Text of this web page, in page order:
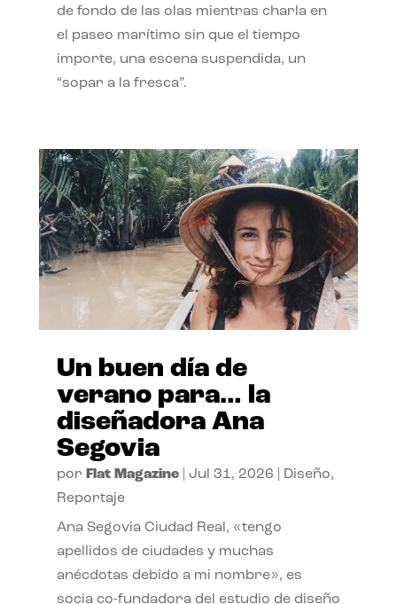
de fondo de las olas mientras charla en
el paseo marítimo sin que el tiempo
importe, una escena suspendida, un
“sopar a la fresca”.
Un buen día de
verano para… la
diseñadora Ana
Segovia
por Flat Magazine| Jul 31, 2026 Diseño,
Reportaje
Ana Segovia Ciudad Real, «tengo
apellidos de ciudades y muchas
anécdotas debido a mi nombre», es
socia co-fundadora del estudio de diseño